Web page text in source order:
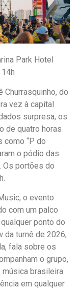
Park Hotel
Churrasquinho, do
vez à capital
surpresa, os
de quatro horas
como “P do
o pódio das
Os portões do
o evento
com um palco
ponto do
da turnê de 2026,
fala sobre os
o grupo,
brasileira
em qualquer